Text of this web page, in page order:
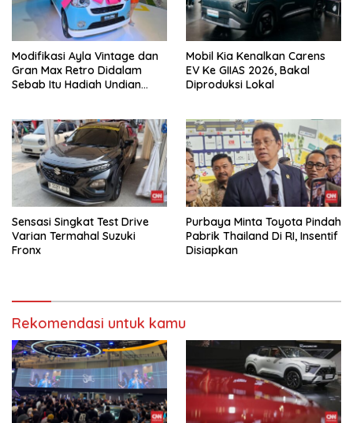
Modifikasi Ayla Vintage dan
Gran Max Retro Didalam
Sebab Itu Hadiah Undian
Mobil Kia Kenalkan Carens
EV Ke GIIAS 2026, Bakal
Diproduksi Lokal
Sensasi Singkat Test Drive
Varian Termahal Suzuki
Fronx
Purbaya Minta Toyota Pindah
Pabrik Thailand Di RI, Insentif
Disiapkan
Rekomendasi untuk kamu